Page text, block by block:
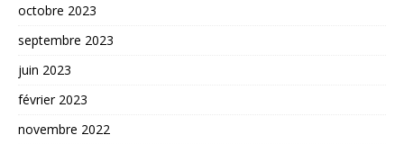
octobre 2023
septembre 2023
juin 2023
février 2023
novembre 2022